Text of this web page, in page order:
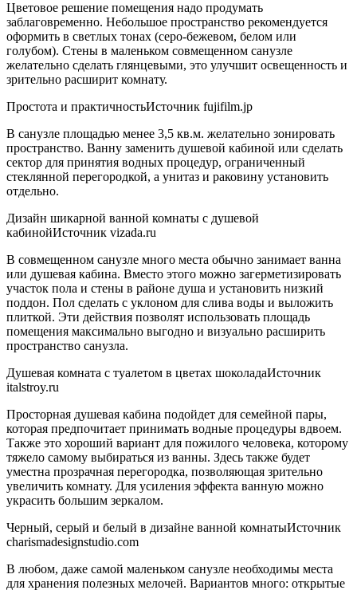
Цветовое решение помещения надо продумать
заблаговременно. Небольшое пространство рекомендуется
оформить в светлых тонах (серо-бежевом, белом или
голубом). Стены в маленьком совмещенном санузле
желательно сделать глянцевыми, это улучшит освещенность и
зрительно расширит комнату.
Простота и практичностьИсточник fujifilm.jp
В санузле площадью менее 3,5 кв.м. желательно зонировать
пространство. Ванну заменить душевой кабиной или сделать
сектор для принятия водных процедур, ограниченный
стеклянной перегородкой, а унитаз и раковину установить
отдельно.
Дизайн шикарной ванной комнаты с душевой
кабинойИсточник vizada.ru
В совмещенном санузле много места обычно занимает ванна
или душевая кабина. Вместо этого можно загерметизировать
участок пола и стены в районе душа и установить низкий
поддон. Пол сделать с уклоном для слива воды и выложить
плиткой. Эти действия позволят использовать площадь
помещения максимально выгодно и визуально расширить
пространство санузла.
Душевая комната с туалетом в цветах шоколадаИсточник
italstroy.ru
Просторная душевая кабина подойдет для семейной пары,
которая предпочитает принимать водные процедуры вдвоем.
Также это хороший вариант для пожилого человека, которому
тяжело самому выбираться из ванны. Здесь также будет
уместна прозрачная перегородка, позволяющая зрительно
увеличить комнату. Для усиления эффекта ванную можно
украсить большим зеркалом.
Черный, серый и белый в дизайне ванной комнатыИсточник
charismadesignstudio.com
В любом, даже самой маленьком санузле необходимы места
для хранения полезных мелочей. Вариантов много: открытые